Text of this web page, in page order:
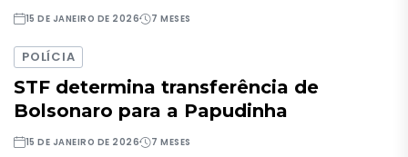
15 DE JANEIRO DE 2026 7 MESES
POLÍCIA
STF determina transferência de
Bolsonaro para a Papudinha
15 DE JANEIRO DE 2026 7 MESES